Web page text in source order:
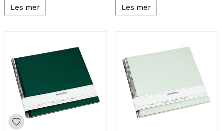
Les mer Les mer